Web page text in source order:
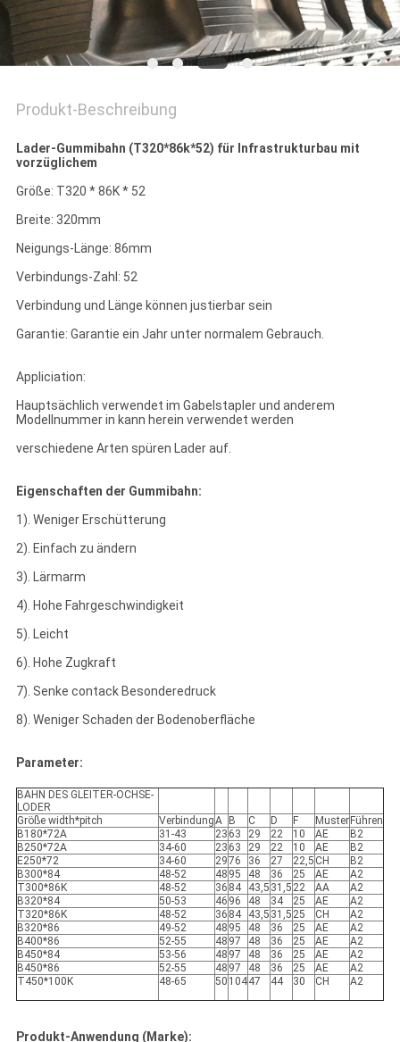
Produkt-Beschreibung
Lader-Gummibahn (T320*86k*52) für Infrastrukturbau mit
vorzüglichem
Größe: T320 * 86K * 52
Breite: 320mm
Neigungs-Länge: 86mm
Verbindungs-Zahl: 52
Verbindung und Länge können justierbar sein
Garantie: Garantie ein Jahr unter normalem Gebrauch.
Appliciation:
Hauptsächlich verwendet im Gabelstapler und anderem
Modellnummer in kann herein verwendet werden
verschiedene Arten spüren Lader auf.
Eigenschaften der Gummibahn:
1). Weniger Erschütterung
2). Einfach zu ändern
3). Lärmarm
4). Hohe Fahrgeschwindigkeit
5). Leicht
6). Hohe Zugkraft
7). Senke contack Besonderedruck
8). Weniger Schaden der Bodenoberfläche
Parameter:
BAHN DES GLEITER-OCHSE-
LODER
Größe width*pitch
VerbindungA B C D F Muster Führen
B180*72A
31-43 23 63 29 22 10 AE
B2
B250*72A
34-60 23 63 29 22 10 AE
B2
E250*72
34-60 2976 36 27 22,5 CH
B2
B300*84
48-52 48 95 48 36 25 AE
A2
T300*86K
48-52 36 84 43,5 31,5 22 AA
A2
B320*84
50-53 46 96 48 34 25 AE
A2
T320*86K
48-52 36 84 43,5 31,5 25 CH
A2
B320*86
49-52 48 95 48 36 25 AE
A2
B400*86
52-55 48 97 48 36 25 AE
A2
B450*84
53-56 48 97 48 36 25 AE
A2
B450*86
52-55 48 97 48 36 25 AE
A2
T450*100K
48-65 50 10447 44 30 CH A2
Produkt-Anwendung (Marke):